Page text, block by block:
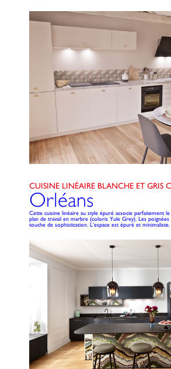
CUISINE LINÉAIRE BLANCHE ET GRIS
Orléans
Cette cuisine linéaire au style épuré associe parfaitement
plan de travail en marbre (coloris Yule Grey). Les
touche de sophistication. L’espace est épuré et minimaliste.